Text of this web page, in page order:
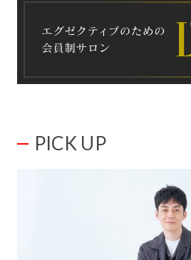
PICK UP